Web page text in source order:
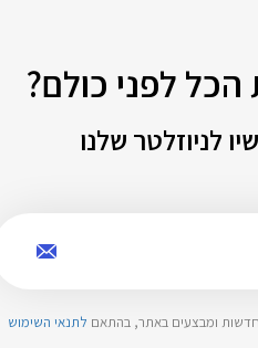
לפני כולם?
לניוזלטר שלנו
חדשות ומבצעים באתר, בהתאם לתנאי השימוש